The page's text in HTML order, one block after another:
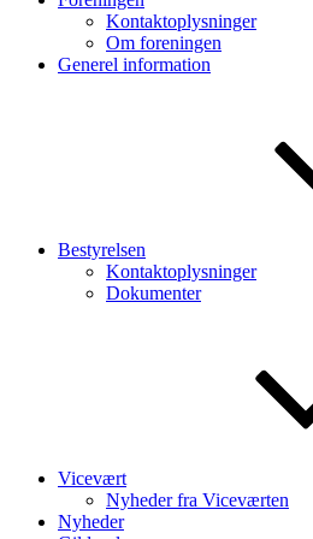
Kontaktoplysninger
Om foreningen
Generel information
Bestyrelsen
Kontaktoplysninger
Dokumenter
Vicevært
Nyheder fra Viceværten
Nyheder